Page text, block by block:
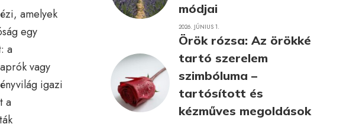
amelyek
egy
a
vagy
igazi
a
módjai
2026. JÚNIUS 1.
Örök rózsa: Az örökké
tartó szerelem
szimbóluma –
tartósított és
kézműves megoldások